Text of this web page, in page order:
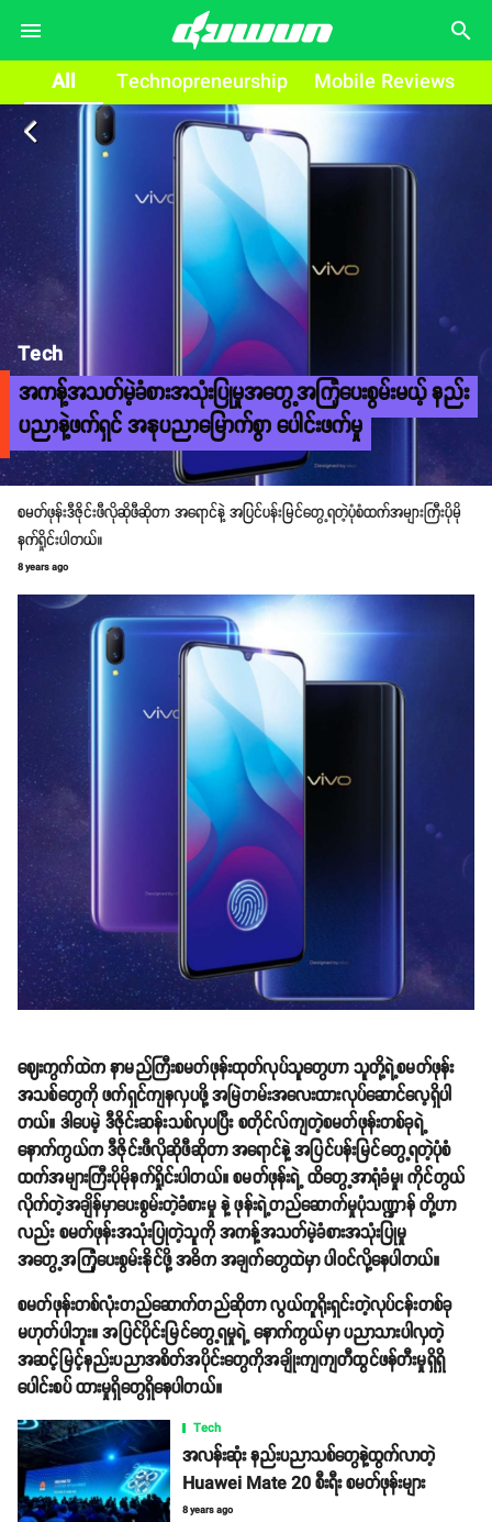
search
All Technopreneurship Mobile Reviews
arrow_back_ios
Tech
အကန့်အသတ်မဲ့ခံစားအသုံးပြုမှုအတွေ့အကြုံပေးစွမ်းမယ့် နည်း
ပညာနဲ့ဖက်ရှင် အနုပညာမြောက်စွာ ပေါင်းဖက်မှု
စမတ်ဖုန်းဒီဇိုင်းဖီလိုဆိုဖီဆိုတာ အရောင်နဲ့ အပြင်ပန်းမြင်တွေ့ရတဲ့ပုံစံထက်အများကြီးပိုမို
နက်ရှိုင်းပါတယ်။
8 years ago
ဈေးကွက်ထဲက နာမည်ကြီးစမတ်ဖုန်းထုတ်လုပ်သူတွေဟာ သူတို့ရဲ့စမတ်ဖုန်း
အသစ်တွေကို ဖက်ရှင်ကျနလှပဖို့ အမြဲတမ်းအလေးထားလုပ်ဆောင်လေ့ရှိပါ
တယ်။ ဒါပေမဲ့ ဒီဇိုင်းဆန်းသစ်လှပပြီး စတိုင်လ်ကျတဲ့စမတ်ဖုန်းတစ်ခုရဲ့
နောက်ကွယ်က ဒီဇိုင်းဖီလိုဆိုဖီဆိုတာ အရောင်နဲ့ အပြင်ပန်းမြင်တွေ့ရတဲ့ပုံစံ
ထက်အများကြီးပိုမိုနက်ရှိုင်းပါတယ်။ စမတ်ဖုန်းရဲ့ ထိတွေ့အာရုံခံမှု၊ ကိုင်တွယ်
လိုက်တဲ့အချိန်မှာပေးစွမ်းတဲ့ခံစားမှု နဲ့ ဖုန်းရဲ့တည်ဆောက်မှုပုံသဏ္ဍာန် တို့ဟာ
လည်း စမတ်ဖုန်းအသုံးပြုတဲ့သူကို အကန့်အသတ်မဲ့ခံစားအသုံးပြုမှု
အတွေ့အကြုံပေးစွမ်းနိုင်ဖို့ အဓိက အချက်တွေထဲမှာ ပါဝင်လို့နေပါတယ်။
စမတ်ဖုန်းတစ်လုံးတည်ဆောက်တည်ဆိုတာ လွယ်ကူရိုးရှင်းတဲ့လုပ်ငန်းတစ်ခု
မဟုတ်ပါဘူး။ အပြင်ပိုင်းမြင်တွေ့ရမှုရဲ့ နောက်ကွယ်မှာ ပညာသားပါလှတဲ့
အဆင့်မြင့်နည်းပညာအစိတ်အပိုင်းတွေကိုအချိုးကျကျတီထွင်ဖန်တီးမှုရှိရှိ
ပေါင်းစပ် ထားမှုရှိတွေရှိနေပါတယ်။
Tech
အလန်းဆုံး နည်းပညာသစ်တွေနဲ့ထွက်လာတဲ့
Huawei Mate 20 စီးရီး စမတ်ဖုန်းများ
8 years ago